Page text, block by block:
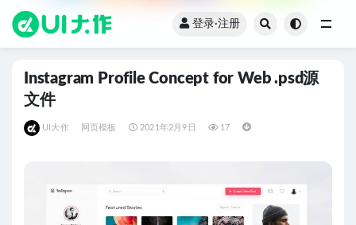
登录·注册
Instagram Profile Concept for Web .psd源
文件
UI大作 网页模板 2021年2月9日 17